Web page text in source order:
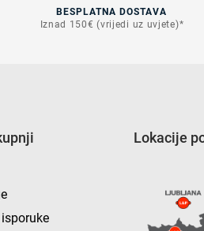
BESPLATNA DOSTAVA
Iznad 150€ (vrijedi uz uvjete)*
Lokacije